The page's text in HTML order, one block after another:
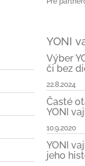
YONI
Výber
či bez
22.8.2024
Časté
YONI
10.9.2020
YONI
jeho